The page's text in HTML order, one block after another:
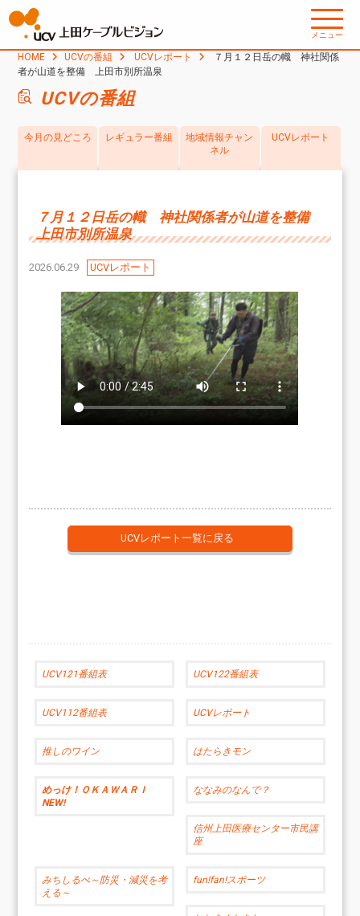
メニュー
HOME UCVの番組 UCVレポート
７月１２日岳の幟 神社関係
者が山道を整備 上田市別所温泉
UCVの番組
今月の見どころ レギュラー番組
地域情報チャン
ネル
UCVレポート
７月１２日岳の幟 神社関係者が山道を整備
上田市別所温泉
2026.06.29 UCVレポート
UCVレポート一覧に戻る
UCV121番組表 UCV122番組表
UCV112番組表 UCVレポート
推しのワイン はたらきモン
めっけ！ＯＫＡＷＡＲＩ
NEW!
ななみのなんで？
信州上田医療センター市民講
座
みちしるべ～防災・減災を考
える～
fun!fan!スポーツ